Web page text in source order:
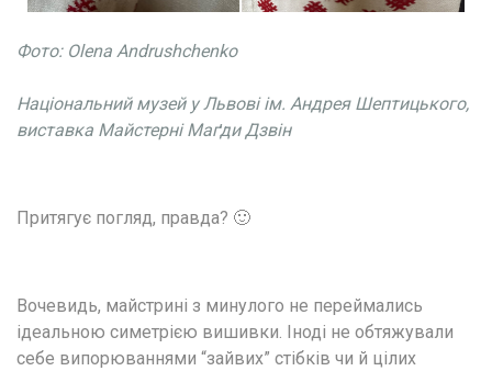
Фото: Olena Andrushchenko
Національний музей у Львові ім. Андрея Шептицького,
виставка Майстерні Маґди Дзвін
Притягує погляд, правда? 🙂
Вочевидь, майстрині з минулого не переймались
ідеальною симетрією вишивки. Іноді не обтяжували
себе випорюваннями “зайвих” стібків чи й цілих